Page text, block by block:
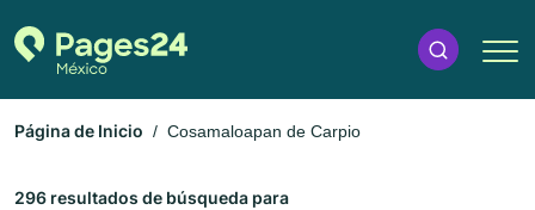
Página de Inicio Cosamaloapan de Carpio
296 resultados de búsqueda para